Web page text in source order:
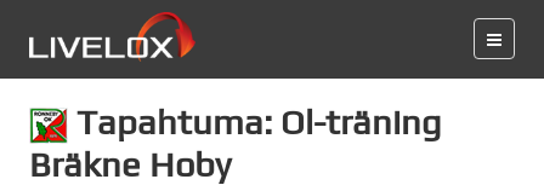
Tapahtuma: Ol-träning
Bräkne Hoby